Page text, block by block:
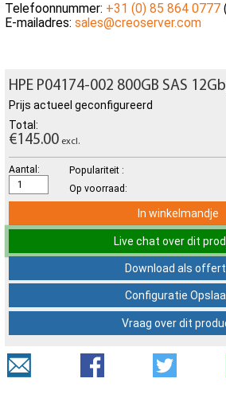
Telefoonnummer: +31 (0) 85 864 0777
E-mailadres: sales@creoserver.com
HPE P04174-002 800GB SAS
Prijs actueel geconfigureerd
Total:
€145.00 excl.
Aantal:
Populariteit :
Op voorraad:
In winkelmandje
Live chat over dit
Download als
Configuratie
Vraag over dit